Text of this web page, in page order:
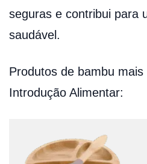
seguras e contribui para
saudável.
Produtos de bambu
Introdução Alimentar: